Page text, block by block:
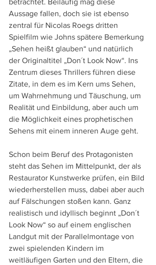
betrachtet. Beiläufig mag diese
Aussage fallen, doch sie ist ebenso
zentral für Nicolas Roegs dritten
Spielfilm wie Johns spätere Bemerkung
„Sehen heißt glauben“ und natürlich
der Originaltitel „Don´t Look Now“. Ins
Zentrum dieses Thrillers führen diese
Zitate, in dem es im Kern ums Sehen,
um Wahrnehmung und Täuschung, um
Realität und Einbildung, aber auch um
die Möglichkeit eines prophetischen
Sehens mit einem inneren Auge geht.
Schon beim Beruf des Protagonisten
steht das Sehen im Mittelpunkt, der als
Restaurator Kunstwerke prüfen, ein Bild
wiederherstellen muss, dabei aber auch
auf Fälschungen stoßen kann. Ganz
realistisch und idyllisch beginnt „Don´t
Look Now“ so auf einem englischen
Landgut mit der Parallelmontage von
zwei spielenden Kindern im
weitläufigen Garten und den Eltern, die